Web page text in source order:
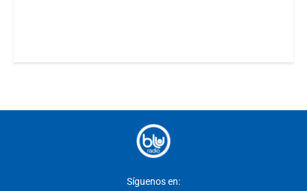
Síguenos en: